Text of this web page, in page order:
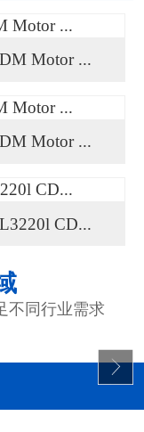
Motor ...
Motor ...
CD...
不同行业需求